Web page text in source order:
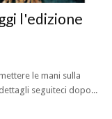
l'edizione
le mani sulla
seguiteci dopo...